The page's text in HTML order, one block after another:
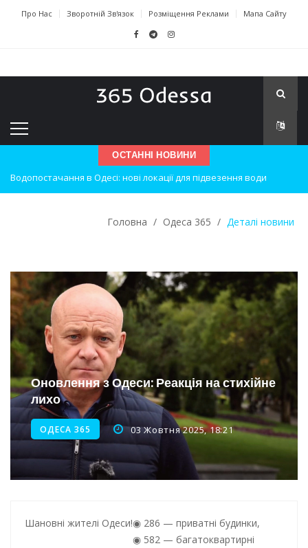
Про Нас Зворотній Зв'язок Розміщення Реклами Мапа Сайту
ОСТАННІ НОВИНИ
Водопостачання в Одесі: нові локації для підвезення води
Нічна атака на Одесу: наслідки вибухів
Новини з Зимової школи інсульту в Швейцарії
Інтеграція ветеранів в українське суспільство
Нічна атака на Одесу: наслідки обстрілу
Енергетична підтримка для Одеси
Головна / Одеса 365 / Деталі новини
Оновлення з Одеси: Реакція на стихійне
лихо
ОДЕСА 365 03 Жовтня 2025, 18:21
Шановні жителі Одеси!
286 — приватні будинки,
582 — багатоквартирні